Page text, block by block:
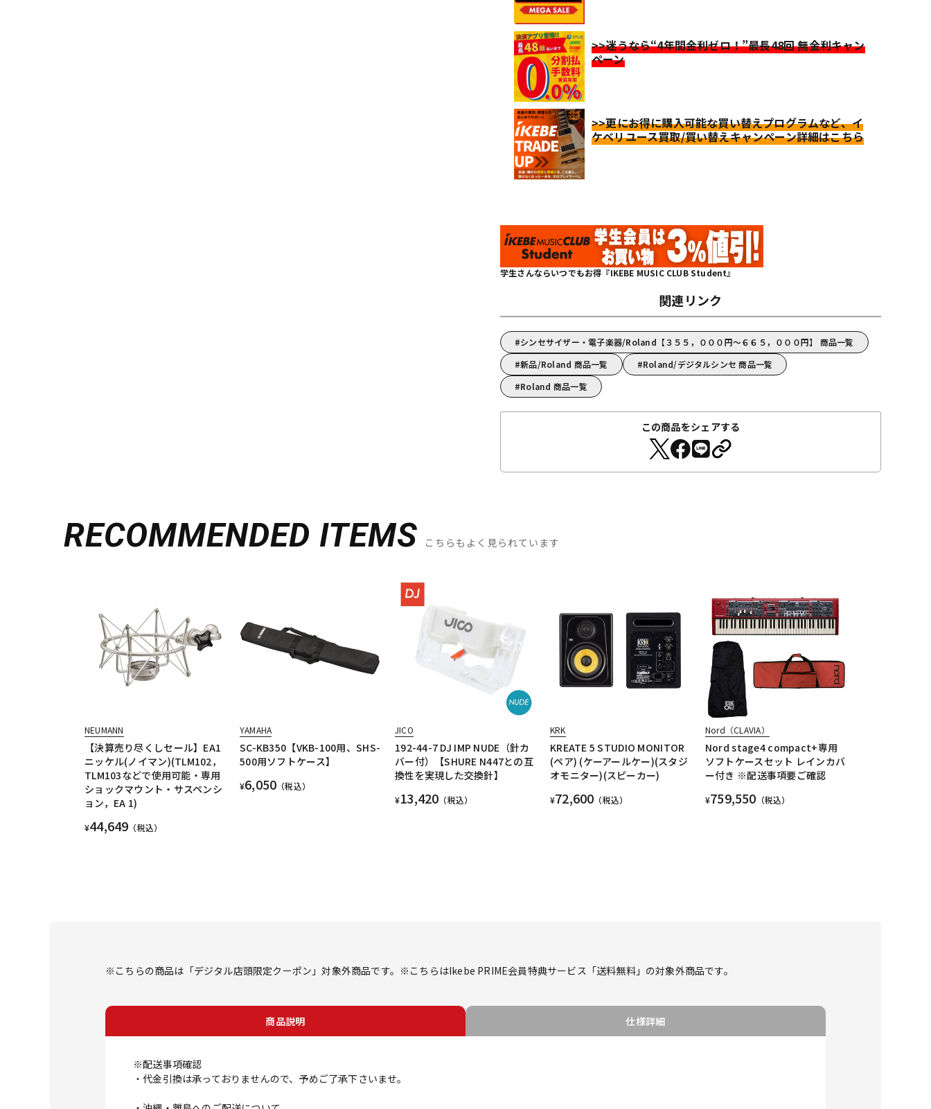
>>迷うなら“4年間金利ゼロ！”最長48回 無金利キャン
ペーン
>>更にお得に購入可能な買い替えプログラムなど、イ
ケベリユース買取/買い替えキャンペーン詳細はこちら
学生さんならいつでもお得『IKEBE MUSIC CLUB Student』
関連リンク
シンセサイザー・電子楽器/Roland【３５５，０００円～６６５，０００円】 商品一覧
新品/Roland 商品一覧
Roland/デジタルシンセ 商品一覧
Roland 商品一覧
この商品をシェアする
RECOMMENDED ITEMS こちらもよく見られています
NEUMANN
【決算売り尽くしセール】EA1
ニッケル(ノイマン)(TLM102，
TLM103などで使用可能・専用
ショックマウント・サスペンシ
ョン，EA 1)
¥44,649 （税込）
YAMAHA
SC-KB350【VKB-100用、SHS-
500用ソフトケース】
¥6,050 （税込）
JICO
192-44-7 DJ IMP NUDE（針カ
バー付）【SHURE N447との互
換性を実現した交換針】
¥13,420 （税込）
KRK
KREATE 5 STUDIO MONITOR
(ペア) (ケーアールケー)(スタジ
オモニター)(スピーカー)
¥72,600 （税込）
Nord（CLAVIA）
Nord stage4 compact+専用
ソフトケースセット レインカバ
ー付き ※配送事項要ご確認
¥759,550 （税込）
※こちらの商品は「デジタル店頭限定クーポン」対象外商品です。※こちらはIkebe PRIME会員特典サービス「送料無料」の対象外商品です。
商品説明 仕様詳細
※配送事項確認
・代金引換は承っておりませんので、予めご了承下さいませ。